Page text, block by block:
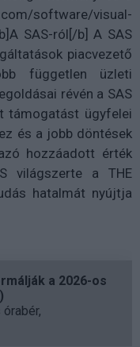
software/visual-
SAS-ról[/b] A SAS
piacvezető
független üzleti
révén a SAS
támogatást ügyfelei
és a jobb döntések
hozzáadott érték
világszerte a THE
hatalmát nyújtja
a 2026-os